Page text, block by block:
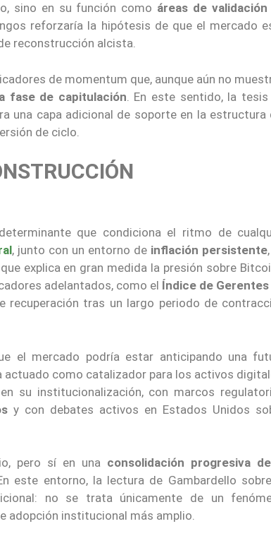
sino en su función como áreas de validación
reforzaría la hipótesis de que el mercado
reconstrucción alcista.
de momentum que, aunque aún no
fase de capitulación . En este sentido, la
una capa adicional de soporte en la estructura
de ciclo.
que condiciona el ritmo de
, junto con un entorno de inflación persistente
explica en gran medida la presión sobre
adelantados, como el Índice de Gerentes
recuperación tras un largo periodo de
el mercado podría estar anticipando una
actuado como catalizador para los activos
su institucionalización, con marcos
y con debates activos en Estados Unidos
pero sí en una consolidación progresiva
este entorno, la lectura de Gambardello
no se trata únicamente de un
adopción institucional más amplio.